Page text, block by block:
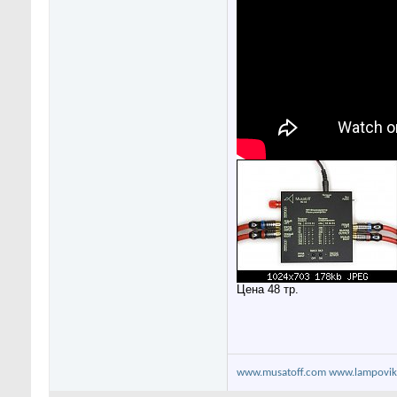
Цена 48 тр.
www.musatoff.com